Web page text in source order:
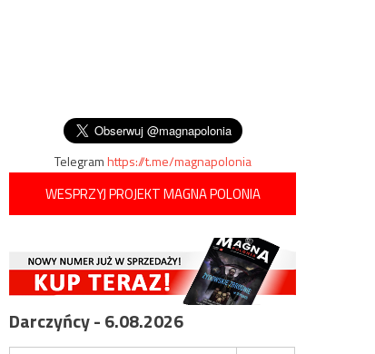
Telegramhttps://t.me/magnapolonia
WESPRZYJ PROJEKT MAGNA POLONIA
Darczyńcy - 6.08.2026